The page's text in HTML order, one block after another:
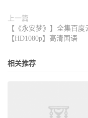
上一篇
【《永安梦》】全集百度
【HD1080p】高清国语
相关推荐